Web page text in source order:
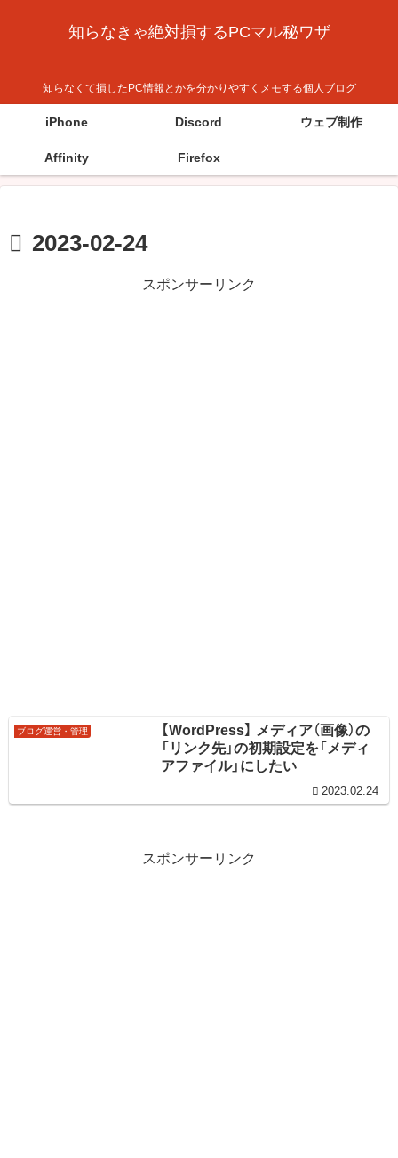
知らなきゃ絶対損するPCマル秘ワザ
知らなくて損したPC情報とかを分かりやすくメモする個人ブログ
iPhone Discord ウェブ制作
Affinity Firefox
2023-02-24
スポンサーリンク
ブログ運営・管理
【WordPress】 メディア（画像）の
「リンク先」の初期設定を「メディ
アファイル」にしたい
2023.02.24
スポンサーリンク